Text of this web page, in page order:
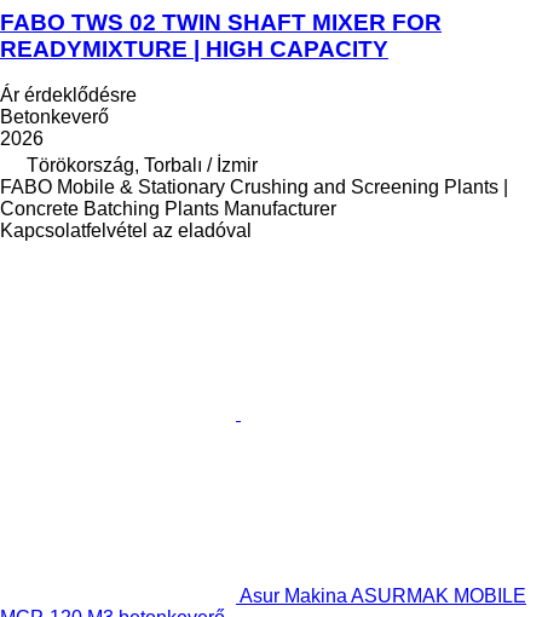
FABO TWS 02 TWIN SHAFT MIXER FOR
READYMIXTURE | HIGH CAPACITY
Ár érdeklődésre
Betonkeverő
2026
Törökország, Torbalı / İzmir
FABO Mobile & Stationary Crushing and Screening Plants |
Concrete Batching Plants Manufacturer
Kapcsolatfelvétel az eladóval
Asur Makina ASURMAK MOBILE